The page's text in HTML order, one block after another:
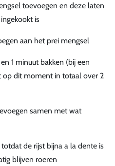
toevoegen en deze laten
is
aan het prei mengsel
1 minuut bakken (bij een
op dit moment in totaal over 2
samen met wat
de rijst bijna a la dente is
blijven roeren